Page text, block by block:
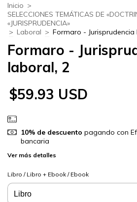
Inicio >
SELECCIONES TEMÁTICAS DE
«JURISPRUDENCIA»
> Laboral > Formaro - Jurisprudencia
Formaro -
laboral, 2
$59.93 USD
10% de descuento pagando con
bancaria
Ver más detalles
Libro / Libro + Ebook / Ebook